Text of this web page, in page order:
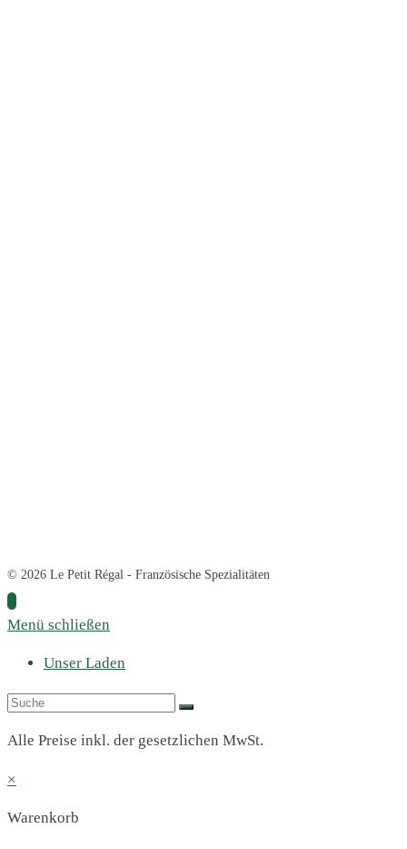
© 2026 Le Petit Régal - Französische Spezialitäten
Menü schließen
Unser Laden
Alle Preise inkl. der gesetzlichen MwSt.
×
Warenkorb